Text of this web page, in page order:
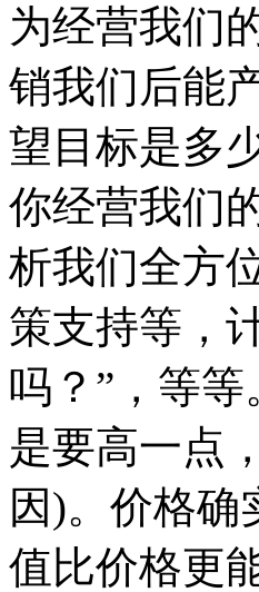
为经营我们
销我们后能
望目标是多
你经营我们
析我们全方
策支持等，
吗？”，等
是要高一点
因)。价格
值比价格更